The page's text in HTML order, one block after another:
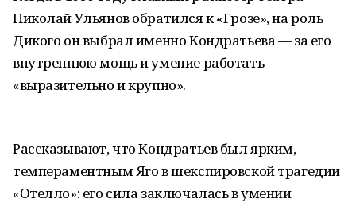
Николай Ульянов обратился к «Грозе», на роль
Дикого он выбрал именно Кондратьева — за его
внутреннюю мощь и умение работать
«выразительно и крупно».
Рассказывают, что Кондратьев был ярким,
темпераментным Яго в шекспировской трагедии
«Отелло»: его сила заключалась в умении